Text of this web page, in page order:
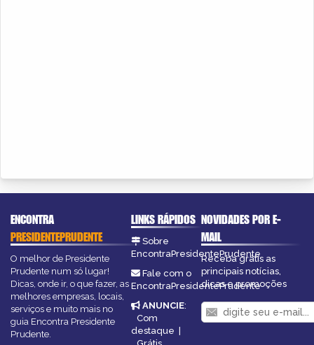
ENCONTRA
PRESIDENTEPRUDENTE
O melhor de Presidente
Prudente num só lugar!
Dicas, onde ir, o que fazer, as
melhores empresas, locais,
serviços e muito mais no
guia Encontra Presidente
Prudente.
LINKS RÁPIDOS
Sobre
EncontraPresidentePrudente
Fale com o
EncontraPresidentePrudente
ANUNCIE:
Com
destaque
NOVIDADES POR E-
MAIL
Receba grátis as
principais notícias,
dicas e promoções